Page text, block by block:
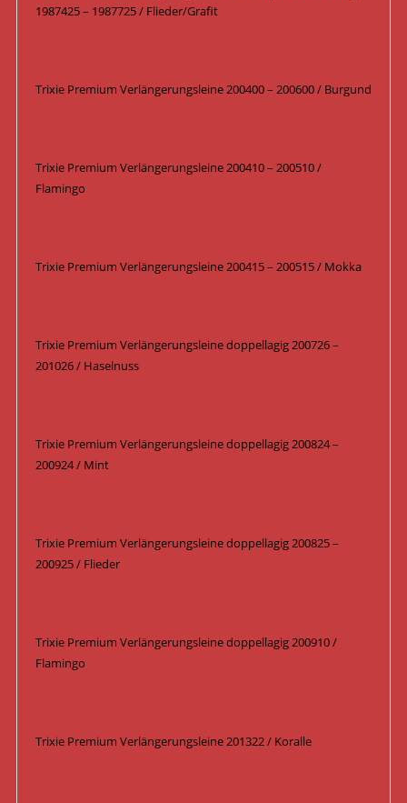
1987425 – 1987725 / Flieder/Grafit
Trixie Premium Verlängerungsleine 200400 – 200600 / Burgund
Trixie Premium Verlängerungsleine 200410 – 200510 /
Flamingo
Trixie Premium Verlängerungsleine 200415 – 200515 / Mokka
Trixie Premium Verlängerungsleine doppellagig 200726 –
201026 / Haselnuss
Trixie Premium Verlängerungsleine doppellagig 200824 –
200924 / Mint
Trixie Premium Verlängerungsleine doppellagig 200825 –
200925 / Flieder
Trixie Premium Verlängerungsleine doppellagig 200910 /
Flamingo
Trixie Premium Verlängerungsleine 201322 / Koralle